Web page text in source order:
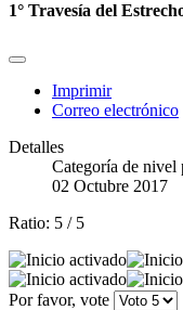
1° Travesía del
Imprimir
Correo electrónico
Detalles
Categoría de nivel
02 Octubre 2017
Ratio: 5 / 5
Por favor, vote